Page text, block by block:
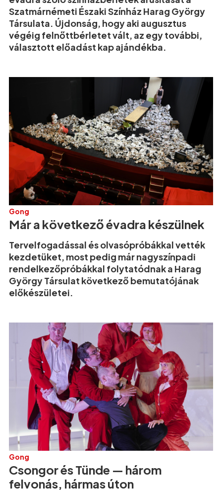
Szatmárnémeti Északi Színház Harag György
Társulata. Újdonság, hogy aki augusztus
végéig felnőttbérletet vált, az egy további,
választott előadást kap ajándékba.
Gong
Már a következő évadra készülnek
Tervelfogadással és olvasópróbákkal vették
kezdetüket, most pedig már nagyszínpadi
rendelkezőpróbákkal folytatódnak a Harag
György Társulat következő bemutatójának
előkészületei.
Gong
Csongor és Tünde — három
felvonás, hármas úton